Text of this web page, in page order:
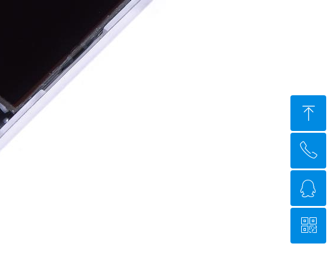
ꁸ
回到顶部
ꂅ
ꁗ
QQ客服
ꀥ